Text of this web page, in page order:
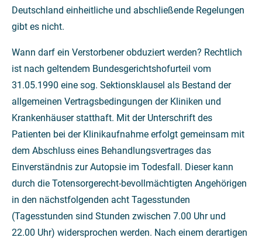
Deutschland einheitliche und abschließende Regelungen
gibt es nicht.
Wann darf ein Verstorbener obduziert werden? Rechtlich
ist nach geltendem Bundesgerichtshofurteil vom
31.05.1990 eine sog. Sektionsklausel als Bestand der
allgemeinen Vertragsbedingungen der Kliniken und
Krankenhäuser statthaft. Mit der Unterschrift des
Patienten bei der Klinikaufnahme erfolgt gemeinsam mit
dem Abschluss eines Behandlungsvertrages das
Einverständnis zur Autopsie im Todesfall. Dieser kann
durch die Totensorgerecht-bevollmächtigten Angehörigen
in den nächstfolgenden acht Tagesstunden
(Tagesstunden sind Stunden zwischen 7.00 Uhr und
22.00 Uhr) widersprochen werden. Nach einem derartigen